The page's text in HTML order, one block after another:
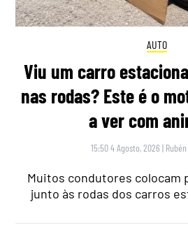
AUTO
Viu um carro
nas rodas? Este é o
a ver com
15:50 4 Agosto, 2026 |
Muitos condutores colocam
junto às rodas dos carros